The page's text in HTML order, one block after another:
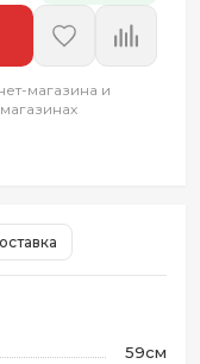
магазина и
59см